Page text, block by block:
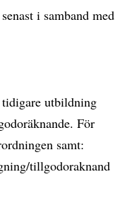
i samband med
utbildning
För
samt:
tillgodoraknand